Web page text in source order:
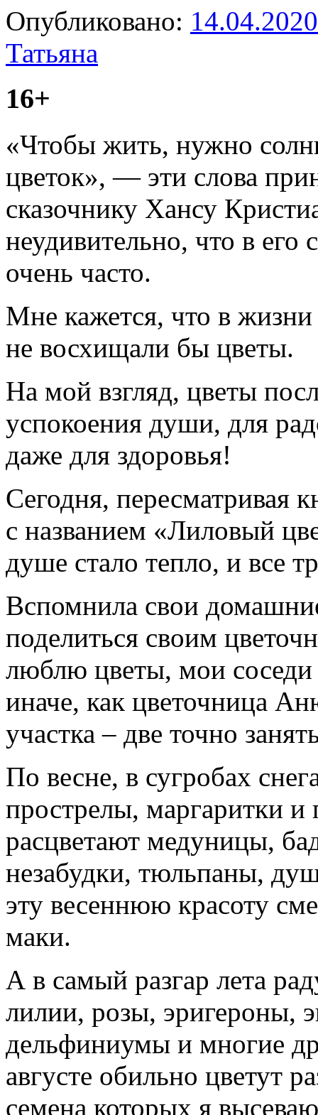
Опубликовано: 14.04.2020
Татьяна
16+
«Чтобы жить, нужно
цветок», — эти слова
сказочнику Хансу
неудивительно, что в его
очень часто.
Мне кажется, что в
не восхищали бы цветы.
На мой взгляд, цветы
успокоения души, для
даже для здоровья!
Сегодня, пересматривая
с названием «Лиловый
душе стало тепло, и все
Вспомнила свои
поделиться своим
люблю цветы, мои соседи
иначе, как цветочница
участка – две точно
По весне, в сугробах
прострелы, маргаритки и
расцветают медуницы,
незабудки, тюльпаны,
эту весеннюю красоту
маки.
А в самый разгар лета
лилии, розы, эригероны,
дельфиниумы и многие
августе обильно цветут
семена которых я